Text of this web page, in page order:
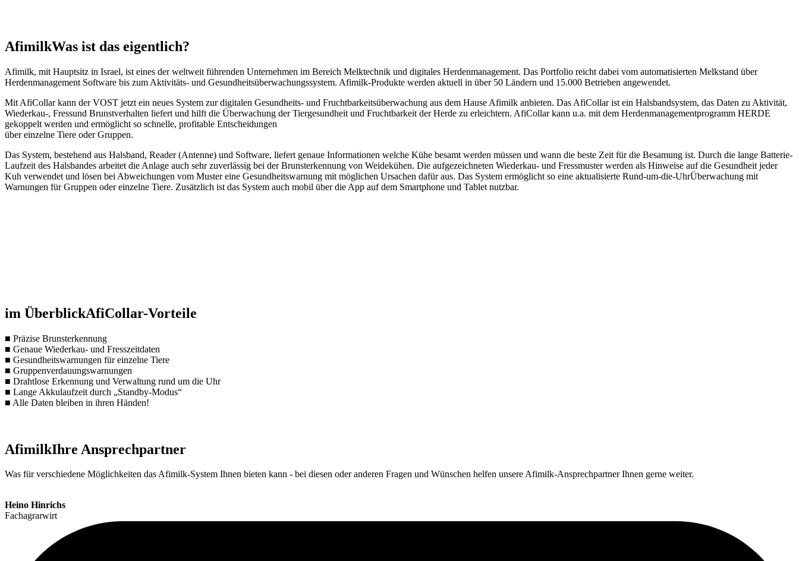
AfimilkWas ist das eigentlich?
Afimilk, mit Hauptsitz in Israel, ist eines der weltweit führenden Unternehmen im Bereich Melktechnik und digitales Herdenmanagement. Das Portfolio reicht dabei vom automatisierten Melkstand über
Herdenmanagement Software bis zum Aktivitäts- und Gesundheitsüberwachungssystem. Afimilk-Produkte werden aktuell in über 50 Ländern und 15.000 Betrieben angewendet.
Mit AfiCollar kann der VOST jetzt ein neues System zur digitalen Gesundheits- und Fruchtbarkeitsüberwachung aus dem Hause Afimilk anbieten. Das AfiCollar ist ein Halsbandsystem, das Daten zu Aktivität,
Wiederkau-, Fressund Brunstverhalten liefert und hilft die Überwachung der Tiergesundheit und Fruchtbarkeit der Herde zu erleichtern. AfiCollar kann u.a. mit dem Herdenmanagementprogramm HERDE
gekoppelt werden und ermöglicht so schnelle, profitable Entscheidungen
über einzelne Tiere oder Gruppen.
Das System, bestehend aus Halsband, Reader (Antenne) und Software, liefert genaue Informationen welche Kühe besamt werden müssen und wann die beste Zeit für die Besamung ist. Durch die lange Batterie-
Laufzeit des Halsbandes arbeitet die Anlage auch sehr zuverlässig bei der Brunsterkennung von Weidekühen. Die aufgezeichneten Wiederkau- und Fressmuster werden als Hinweise auf die Gesundheit jeder
Kuh verwendet und lösen bei Abweichungen vom Muster eine Gesundheitswarnung mit möglichen Ursachen dafür aus. Das System ermöglicht so eine aktualisierte Rund-um-die-UhrÜberwachung mit
Warnungen für Gruppen oder einzelne Tiere. Zusätzlich ist das System auch mobil über die App auf dem Smartphone und Tablet nutzbar.
im ÜberblickAfiCollar-Vorteile
■ Präzise Brunsterkennung
■ Genaue Wiederkau- und Fresszeitdaten
■ Gesundheitswarnungen für einzelne Tiere
■ Gruppenverdauungswarnungen
■ Drahtlose Erkennung und Verwaltung rund um die Uhr
■ Lange Akkulaufzeit durch „Standby-Modus“
■ Alle Daten bleiben in ihren Händen!
AfimilkIhre Ansprechpartner
Was für verschiedene Möglichkeiten das Afimilk-System Ihnen bieten kann - bei diesen oder anderen Fragen und Wünschen helfen unsere Afimilk-Ansprechpartner Ihnen gerne weiter.
Heino Hinrichs
Fachagrarwirt